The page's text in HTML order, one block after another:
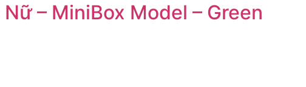
– MiniBox Model – Green